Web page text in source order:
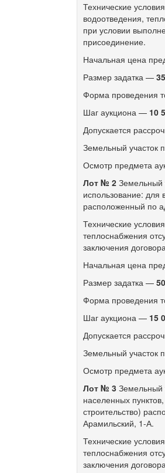
Технические
водоотведения,
при условии
присоединение.
Начальная цена
Размер задатка —
Форма проведения
Шаг аукциона — 10
Допускается
Земельный участок
Осмотр предмета
Лот № 2 Земельный
использование: для
расположенный по
Технические
теплоснабжения
заключения
Начальная цена
Размер задатка —
Форма проведения
Шаг аукциона — 15
Допускается
Земельный участок
Осмотр предмета
Лот № 3 Земельный
населенных
строительство)
Арамильский, 1-А.
Технические
теплоснабжения
заключения